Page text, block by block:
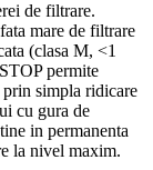
de filtrare.
mare de filtrare
(clasa M, <1
permite
simpla ridicare
cu gura de
in permanenta
la nivel maxim.